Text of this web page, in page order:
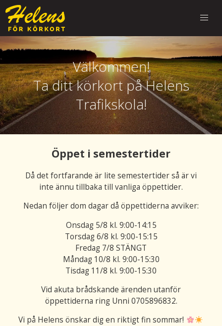
Välkommen!
Ta ditt körkort på Helens
Trafikskola!
Öppet i semestertider
Då det fortfarande är lite semestertider så är vi
inte ännu tillbaka till vanliga öppettider.
Nedan följer dom dagar då öppettiderna avviker:
Onsdag 5/8 kl. 9:00-14:15
Torsdag 6/8 kl. 9:00-15:15
Fredag 7/8 STÄNGT
Måndag 10/8 kl. 9:00-15:30
Tisdag 11/8 kl. 9:00-15:30
Vid akuta brådskande ärenden utanför
öppettiderna ring Unni 0705896832.
Vi på Helens önskar dig en riktigt fin sommar!